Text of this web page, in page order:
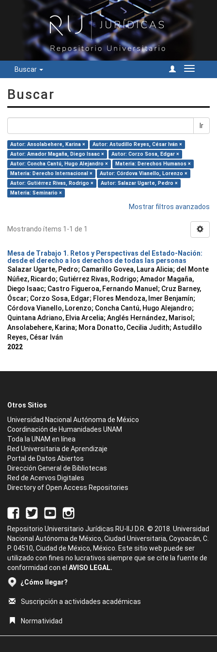
Buscar
Cambiar
Buscar
Ir
Autor: Ansolabehere, Karina ×
Autor: Astudillo Reyes, César Iván ×
Autor: Amador Magaña, Diego Isaac ×
Autor: Corzo Sosa, Edgar ×
Autor: Concha Cantú, Hugo Alejandro ×
Materia: Derechos Humanos ×
Materia: Derecho Internacional ×
Autor: Córdova Vianello, Lorenzo ×
Autor: Gutiérrez Rivas, Rodrigo ×
Autor: Salazar Ugarte, Pedro ×
Materia: Seminario ×
Mostrar filtros avanzados
Mostrando ítems 1-1 de 1
Mesa de Trabajo 1. Retos y Perspectivas del Estado-Nación:
desde el derecho a los derechos de todas las personas
Salazar Ugarte, Pedro; Camarillo Govea, Laura Alicia; del Monte
Núñez, Ricardo; Gutiérrez Rivas, Rodrigo; Amador Magaña,
Diego Isaac; Castro Figueroa, Fernando Manuel ; Cruz Barney,
Óscar; Corzo Sosa, Edgar; Flores Mendoza, Imer Benjamín;
Córdova Vianello, Lorenzo; Concha Cantú, Hugo Alejandro;
Quintana Adriano, Elvia Arcelia; Anglés Hernández, Marisol ;
Ansolabehere, Karina; Mora Donatto, Cecilia Judith; Astudillo
Reyes, César Iván
2022
Otros Sitios
Universidad Nacional Autónoma de México
Coordinación de Humanidades UNAM
Toda la UNAM en línea
Red Universitaria de Aprendizaje
Portal de Datos Abiertos
Dirección General de Bibliotecas
Red de Acervos Digitales
Directory of Open Access Repositories
Repositorio Universitario Jurídicas RU-IIJ D.R. © 2018. Universidad
Nacional Autónoma de México, Ciudad Universitaria, Coyoacán, C.
P. 04510, Ciudad de México, México. Este sitio web puede ser
utilizado con fines no lucrativos siempre que se cite la fuente de
conformidad con el AVISO LEGAL.
¿Cómo llegar?
Suscripción a actividades académicas
Normatividad